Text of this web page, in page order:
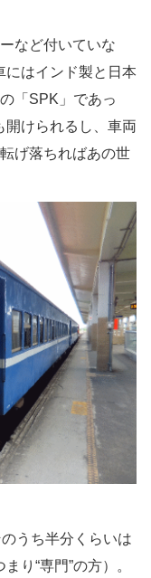
など付いていな
にはインド製と日本
「SPK」であっ
開けられるし、車両
げ落ちればあの世
うち半分くらいは
り“専門”の方）。